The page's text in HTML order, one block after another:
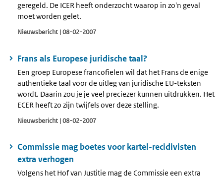
geregeld. De ICER heeft onderzocht waarop in zo'n geval
moet worden gelet.
Nieuwsbericht | 08-02-2007
Frans als Europese juridische taal?
Een groep Europese francofielen wil dat het Frans de enige
authentieke taal voor de uitleg van juridische EU-teksten
wordt. Daarin zou je je veel preciezer kunnen uitdrukken. Het
ECER heeft zo zijn twijfels over deze stelling.
Nieuwsbericht | 08-02-2007
Commissie mag boetes voor kartel-recidivisten
extra verhogen
Volgens het Hof van Justitie mag de Commissie een extra